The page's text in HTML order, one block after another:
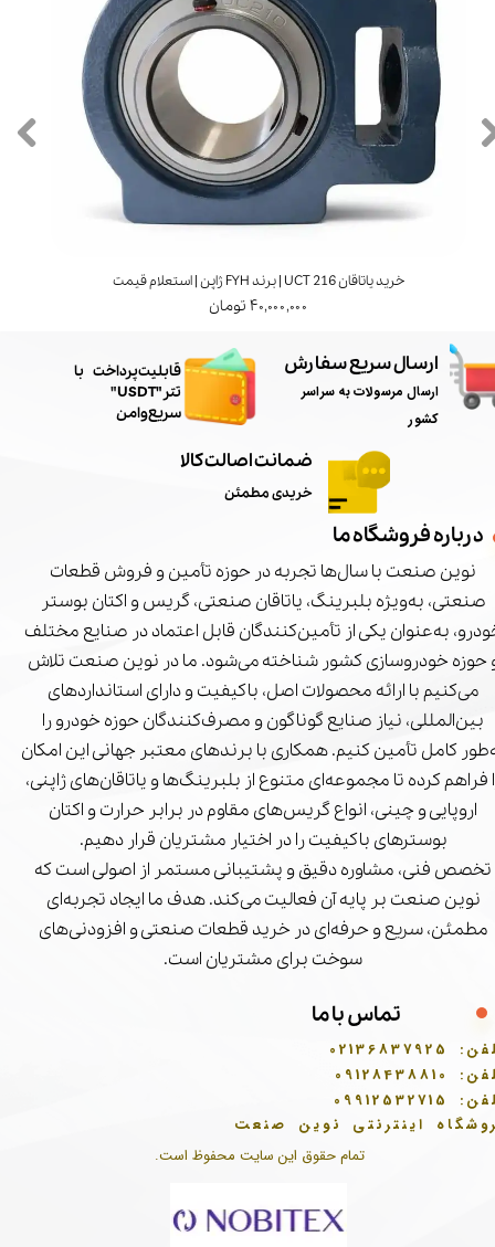
خرید یاتاقان UCT 216 | برند FYH ژاپن | استعلام قیمت
۴۰,۰۰۰,۰۰۰ تومان
تمام حقوق این سایت محفوظ است.
ارسال سریع سفارش
ارسال مرسولات به سراسر
کشور
ضمانت اصالت کالا
خریدی مطمئن
درباره فروشگاه ما
نوین صنعت با سال‌ها تجربه در حوزه تأمین و فروش قطعات
صنعتی، به‌ویژه بلبرینگ، یاتاقان صنعتی، گریس و اکتان بوستر
به‌عنوان یکی از تأمین‌کنندگان قابل اعتماد در صنایع مختلف
حوزه خودروسازی کشور شناخته می‌شود. ما در نوین صنعت تلاش
می‌کنیم با ارائه محصولات اصل، باکیفیت و دارای استانداردهای
بین‌المللی، نیاز صنایع گوناگون و مصرف‌کنندگان حوزه خودرو را
کامل تأمین کنیم. همکاری با برندهای معتبر جهانی این امکان
فراهم کرده تا مجموعه‌ای متنوع از بلبرینگ‌ها و یاتاقان‌های ژاپنی،
اروپایی و چینی، انواع گریس‌های مقاوم در برابر حرارت و اکتان
بوسترهای باکیفیت را در اختیار مشتریان قرار دهیم.
تخصص فنی، مشاوره دقیق و پشتیبانی مستمر از اصولی است که
نوین صنعت بر پایه آن فعالیت می‌کند. هدف ما ایجاد تجربه‌ای
مطمئن، سریع و حرفه‌ای در خرید قطعات صنعتی و افزودنی‌های
سوخت برای مشتریان است.
تماس با ما
02136837925
09128438810
09912532715
اینترنتی نوین صنعت
​قابلیت پرداخت با
تتر"USDT"
سریع و امن